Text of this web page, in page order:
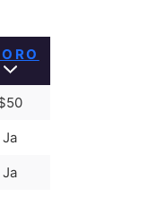
Ja
Ja